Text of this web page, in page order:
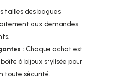
tailles des bagues
aux demandes
: Chaque achat est
à bijoux stylisée pour
toute sécurité.